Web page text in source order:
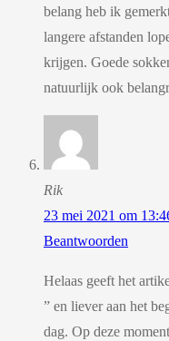
belang heb ik
langere afstanden
krijgen. Goede
natuurlijk ook
Rik
23 mei 2021 om
Beantwoorden
Helaas geeft het
” en liever aan het
dag. Op deze